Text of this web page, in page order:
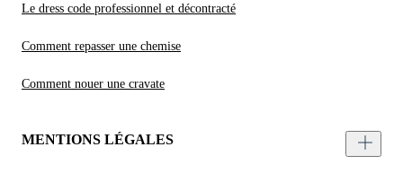
Le dress code professionnel et décontracté
Comment repasser une chemise
Comment nouer une cravate
MENTIONS LÉGALES